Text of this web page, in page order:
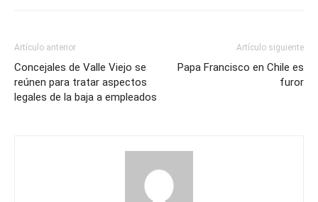
Artículo anterior
Concejales de Valle Viejo se
reúnen para tratar aspectos
legales de la baja a empleados
Artículo siguiente
Papa Francisco en Chile es
furor